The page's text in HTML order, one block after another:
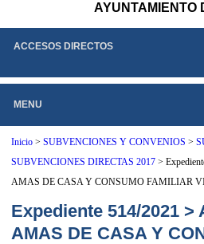
AYUNTAMIENTO
ACCESOS DIRECTOS
MENU
Inicio >SUBVENCIONES Y CONVENIOS >
SUBVENCIONES DIRECTAS 2017 >
AMAS DE CASA Y CONSUMO FAMILIAR
Expediente 514/2021 >
AMAS DE CASA Y